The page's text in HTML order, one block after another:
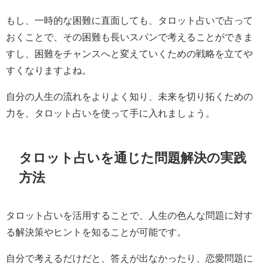
もし、一時的な困難に直面しても、タロット占いで占って
おくことで、その困難も長いスパンで考えることができま
すし、困難をチャンスへと変えていくための戦略を立てや
すくなりますよね。
自分の人生の流れをよりよく知り、未来を切り拓くための
力を、タロット占いを使って手に入れましょう。
タロット占いを通じた問題解決の実践
方法
タロット占いを活用することで、人生の色んな問題に対す
る解決策やヒントを知ることが可能です。
自分で考えるだけだと、答えが出なかったり、恋愛問題に